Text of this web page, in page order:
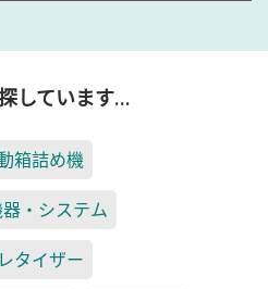
しています…
箱詰め機
・システム
タイザー